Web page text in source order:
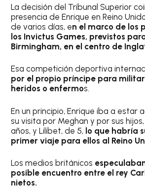
La decisión del Tribunal Superior
presencia de Enrique en Reino
de varios días, en el marco de los
los Invictus Games, previstos
Birmingham, en el centro de
Esa competición deportiva
por el propio príncipe para
heridos o enfermos.
En un principio, Enrique iba a estar
su visita por Meghan y por sus
años, y Lilibet, de 5, lo que habría
primer viaje para ellos al Reino
Los medios británicos
posible encuentro entre el rey
nietos.